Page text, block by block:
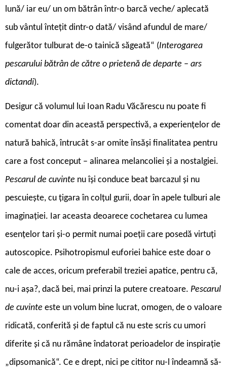
lună/ iar eu/ un om bătrân într-o barcă veche/ aplecată
sub vântul întețit dintr-o dată/ visând afundul de mare/
fulgerător tulburat de-o tainică săgeată“ (Interogarea
pescarului bătrân de către o prietenă de departe – ars
dictandi).
Desigur că volumul lui Ioan Radu Văcărescu nu poate fi
comentat doar din această perspectivă, a experiențelor de
natură bahică, întrucât s-ar omite însăși finalitatea pentru
care a fost conceput – alinarea melancoliei și a nostalgiei.
Pescarul de cuvinte nu își conduce beat barcazul și nu
pescuiește, cu țigara în colțul gurii, doar în apele tulburi ale
imaginației. Iar aceasta deoarece cochetarea cu lumea
esențelor tari și-o permit numai poeții care posedă virtuți
autoscopice. Psihotropismul euforiei bahice este doar o
cale de acces, oricum preferabil treziei apatice, pentru că,
nu-i așa?, dacă bei, mai prinzi la putere creatoare. Pescarul
de cuvinte este un volum bine lucrat, omogen, de o valoare
ridicată, conferită și de faptul că nu este scris cu umori
diferite și că nu rămâne îndatorat perioadelor de inspirație
„dipsomanică“. Ce e drept, nici pe cititor nu-l îndeamnă să-